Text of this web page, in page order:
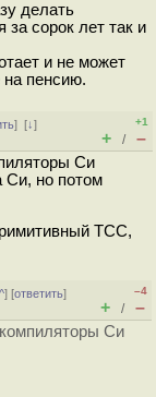
делать
за сорок лет так и
и не может
на пенсию.
][↓]
+1
+ / –
Си
Си, но потом
TCC,
] [ответить]
–4
+ / –
Си